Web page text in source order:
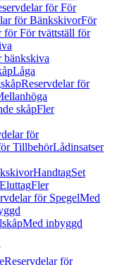
för För
för BänkskivorFör
för För tvättställ för
bänkskiva
Låga
Reservdelar för
skåpFler
för
TillbehörLådinsatser
HandtagSet
Fler
för SpegelMed
Med inbyggd
Reservdelar för